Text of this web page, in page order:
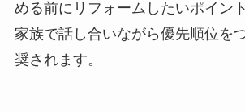
める前にリフォームしたいポイン
家族で話し合いながら優先順位を
奨されます。